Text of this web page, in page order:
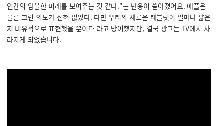
인간의 암울한 미래를 보여주는 것 같다."는 반응이 쏟아졌어요. 애플은
물론 그런 의도가 전혀 없었다. 다만 우리의 새로운 태블릿이 얼마나 얇은
지 비유적으로 표현했을 뿐이다 라고 방어했지만, 결국 광고는 TV에서 사
라지게 되었습니다.